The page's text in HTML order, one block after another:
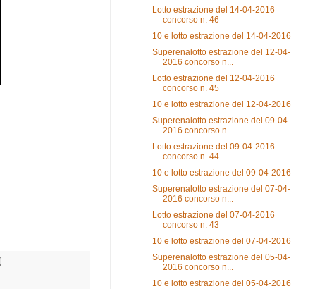
Lotto estrazione del 14-04-2016
concorso n. 46
10 e lotto estrazione del 14-04-2016
Superenalotto estrazione del 12-04-
2016 concorso n...
Lotto estrazione del 12-04-2016
concorso n. 45
10 e lotto estrazione del 12-04-2016
Superenalotto estrazione del 09-04-
2016 concorso n...
Lotto estrazione del 09-04-2016
concorso n. 44
10 e lotto estrazione del 09-04-2016
Superenalotto estrazione del 07-04-
2016 concorso n...
Lotto estrazione del 07-04-2016
concorso n. 43
10 e lotto estrazione del 07-04-2016
Superenalotto estrazione del 05-04-
2016 concorso n...
10 e lotto estrazione del 05-04-2016